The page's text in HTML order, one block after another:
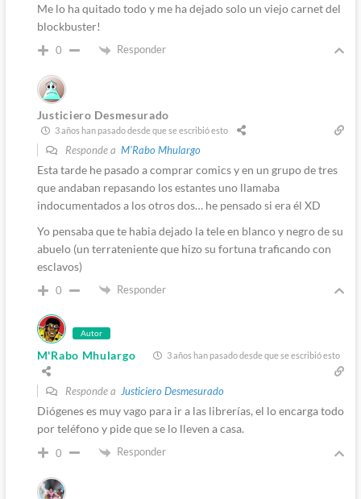
Me lo ha quitado todo y me ha dejado solo un viejo carnet del
blockbuster!
0 Responder
Justiciero Desmesurado
3 años han pasado desde que se escribió esto
Responde a M'Rabo Mhulargo
Esta tarde he pasado a comprar comics y en un grupo de tres
que andaban repasando los estantes uno llamaba
indocumentados a los otros dos… he pensado si era él XD
Yo pensaba que te habia dejado la tele en blanco y negro de su
abuelo (un terrateniente que hizo su fortuna traficando con
esclavos)
0 Responder
Autor
M'Rabo Mhulargo 3 años han pasado desde que se escribió esto
Responde a Justiciero Desmesurado
Diógenes es muy vago para ir a las librerías, el lo encarga todo
por teléfono y pide que se lo lleven a casa.
0 Responder